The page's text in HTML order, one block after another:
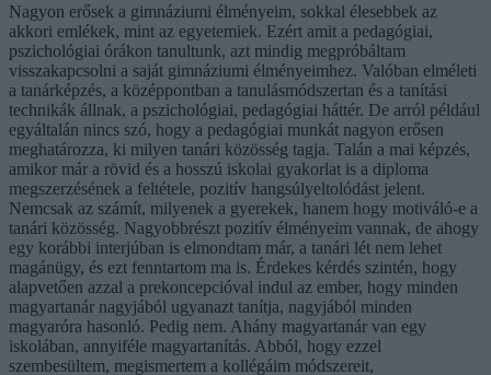
Nagyon erősek a gimnáziumi élményeim, sokkal élesebbek az
akkori emlékek, mint az egyetemiek. Ezért amit a pedagógiai,
pszichológiai órákon tanultunk, azt mindig megpróbáltam
visszakapcsolni a saját gimnáziumi élményeimhez. Valóban elméleti
a tanárképzés, a középpontban a tanulásmódszertan és a tanítási
technikák állnak, a pszichológiai, pedagógiai háttér. De arról például
egyáltalán nincs szó, hogy a pedagógiai munkát nagyon erősen
meghatározza, ki milyen tanári közösség tagja. Talán a mai képzés,
amikor már a rövid és a hosszú iskolai gyakorlat is a diploma
megszerzésének a feltétele, pozitív hangsúlyeltolódást jelent.
Nemcsak az számít, milyenek a gyerekek, hanem hogy motiváló-e a
tanári közösség. Nagyobbrészt pozitív élményeim vannak, de ahogy
egy korábbi interjúban is elmondtam már, a tanári lét nem lehet
magánügy, és ezt fenntartom ma is. Érdekes kérdés szintén, hogy
alapvetően azzal a prekoncepcióval indul az ember, hogy minden
magyartanár nagyjából ugyanazt tanítja, nagyjából minden
magyaróra hasonló. Pedig nem. Ahány magyartanár van egy
iskolában, annyiféle magyartanítás. Abból, hogy ezzel
szembesültem, megismertem a kollégáim módszereit,